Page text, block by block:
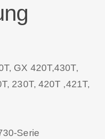
GX 420T,430T,
230T, 420T ,421T,
Serie